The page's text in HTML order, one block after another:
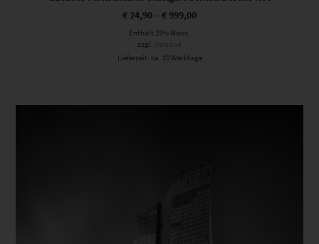
€ 24,90 – € 999,00
Enthält 19% Mwst.
zzgl. Versand
Lieferzeit: ca. 10 Werktage
Dieses Produkt weist mehrere Varianten auf. Die Optionen können auf der Produktseite gewählt werden